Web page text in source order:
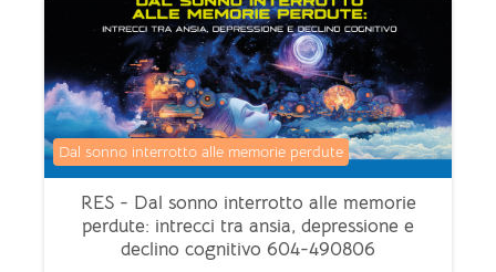
RES - Dal sonno interrotto alle memorie
perdute: intrecci tra ansia, depressione e
declino cognitivo 604-490806
Categoria di corsi
Dal sonno interrotto alle memorie perdute